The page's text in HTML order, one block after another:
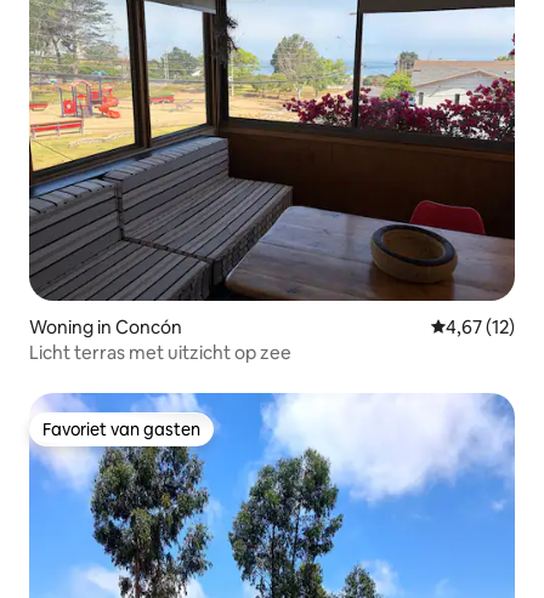
Woning in Concón Gemiddelde
4,67 (12)
Licht terras met uitzicht op zee
Favoriet van gasten
Favoriet van gasten